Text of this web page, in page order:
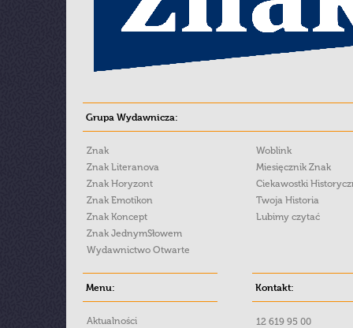
Grupa Wydawnicza:
Znak
Znak Literanova
Znak Horyzont
Znak Emotikon
Znak Koncept
Znak JednymSłowem
Wydawnictwo Otwarte
Woblink
Miesięcznik Znak
Ciekawostki
Twoja Historia
Lubimy czytać
Menu:
Aktualności
Kontakt:
12 619 95 00